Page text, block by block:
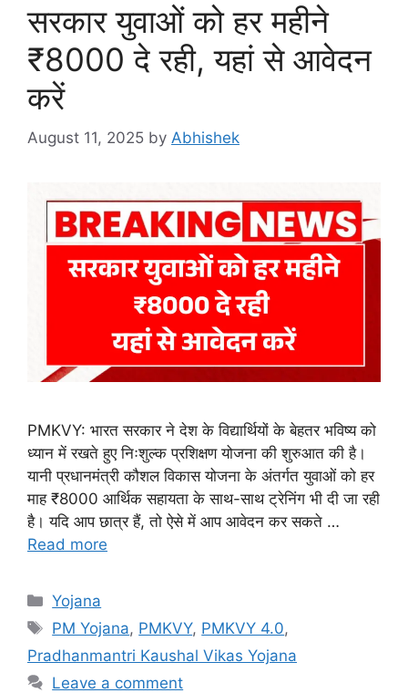
सरकार युवाओं को हर महीने
₹8000 दे रही, यहां से आवेदन
करें
August 11, 2025 by Abhishek
PMKVY: भारत सरकार ने देश के विद्यार्थियों के बेहतर भविष्य को
ध्यान में रखते हुए निःशुल्क प्रशिक्षण योजना की शुरुआत की है।
यानी प्रधानमंत्री कौशल विकास योजना के अंतर्गत युवाओं को हर
माह ₹8000 आर्थिक सहायता के साथ-साथ ट्रेनिंग भी दी जा रही
है। यदि आप छात्र हैं, तो ऐसे में आप आवेदन कर सकते …
Read more
Categories
Yojana
Tags
PM Yojana, PMKVY, PMKVY 4.0,
Pradhanmantri Kaushal Vikas Yojana
Leave a comment